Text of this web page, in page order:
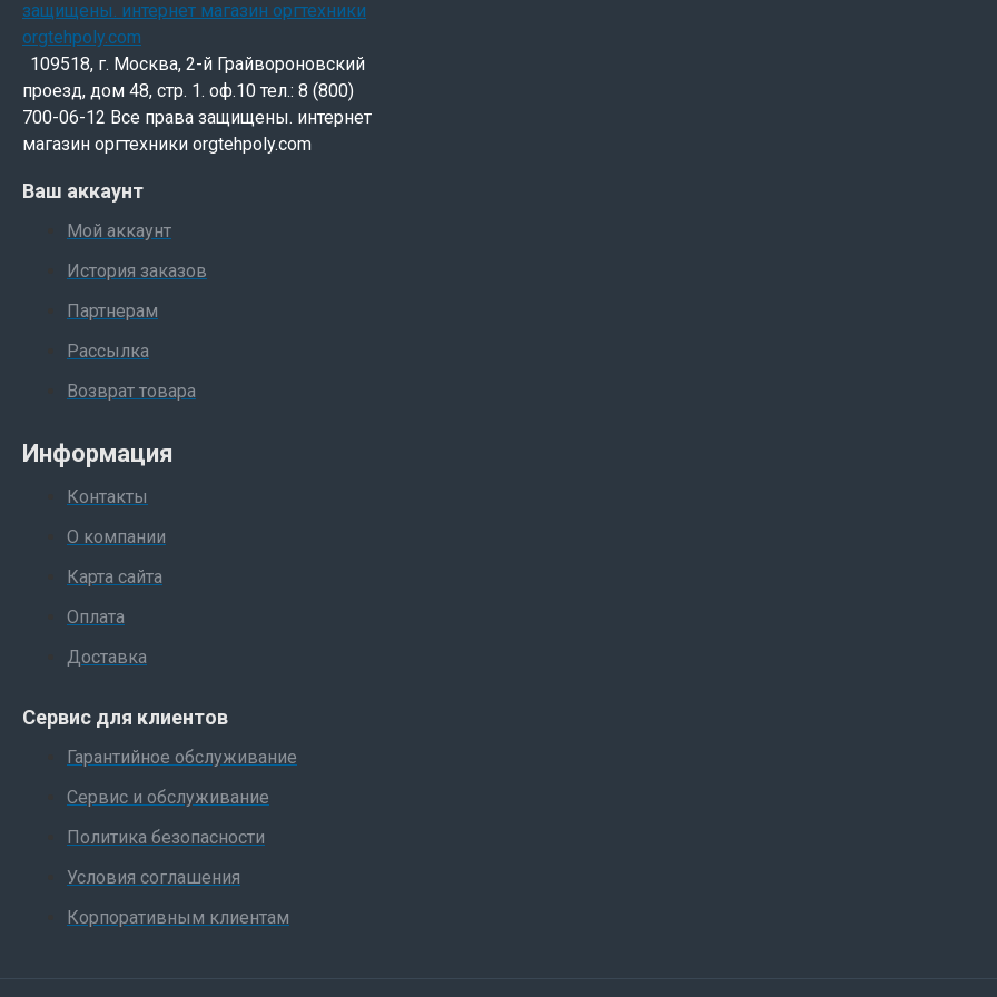
109518, г. Москва, 2-й Грайвороновский
проезд, дом 48, стр. 1. оф.10 тел.: 8 (800)
700-06-12 Все права защищены. интернет
магазин оргтехники orgtehpoly.com
Ваш аккаунт
Мой аккаунт
История заказов
Партнерам
Рассылка
Возврат товара
Информация
Контакты
О компании
Карта сайта
Оплата
Доставка
Сервис для клиентов
Гарантийное обслуживание
Сервис и обслуживание
Политика безопасности
Условия соглашения
Корпоративным клиентам